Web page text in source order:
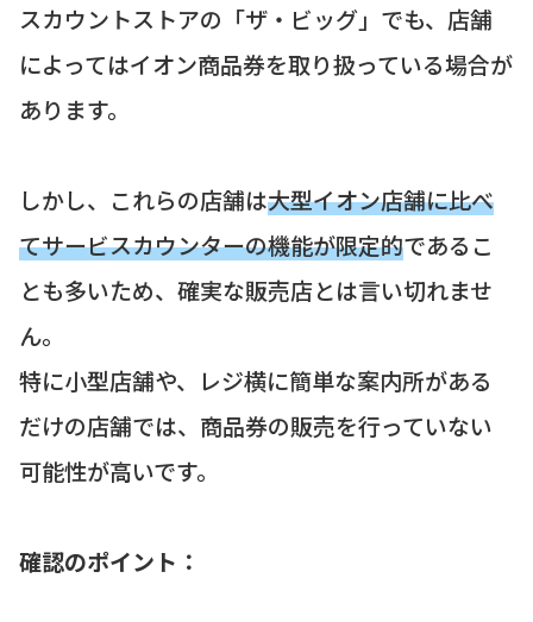
スカウントストアの「ザ・ビッグ」でも、店舗
によってはイオン商品券を取り扱っている場合が
あります。
しかし、これらの店舗は大型イオン店舗に比べ
てサービスカウンターの機能が限定的であるこ
とも多いため、確実な販売店とは言い切れませ
ん。
特に小型店舗や、レジ横に簡単な案内所がある
だけの店舗では、商品券の販売を行っていない
可能性が高いです。
確認のポイント：